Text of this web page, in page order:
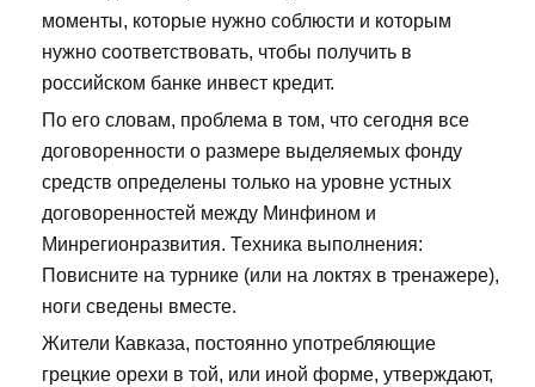
моменты, которые нужно соблюсти и которым
нужно соответствовать, чтобы получить в
российском банке инвест кредит.
По его словам, проблема в том, что сегодня все
договоренности о размере выделяемых фонду
средств определены только на уровне устных
договоренностей между Минфином и
Минрегионразвития. Техника выполнения:
Повисните на турнике (или на локтях в тренажере),
ноги сведены вместе.
Жители Кавказа, постоянно употребляющие
грецкие орехи в той, или иной форме, утверждают,